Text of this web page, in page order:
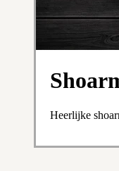
Heerlijke